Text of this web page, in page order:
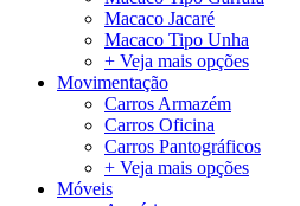
Macaco Jacaré
Macaco Tipo Unha
+ Veja mais opções
Movimentação
Carros Armazém
Carros Oficina
Carros Pantográficos
+ Veja mais opções
Móveis